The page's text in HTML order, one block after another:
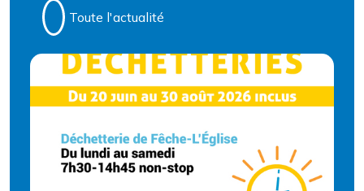
Toute l'actualité